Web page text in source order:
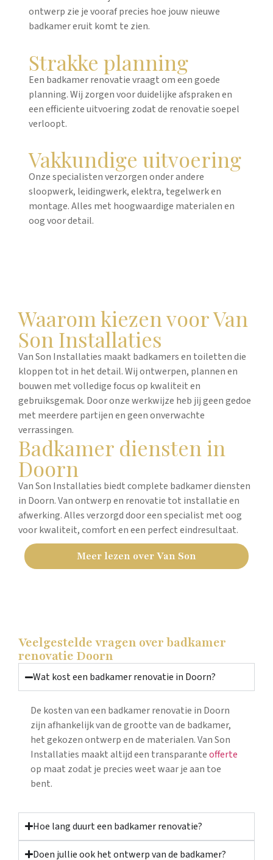
ontwerp zie je vooraf precies hoe jouw nieuwe
badkamer eruit komt te zien.
Strakke planning
Een badkamer renovatie vraagt om een goede
planning. Wij zorgen voor duidelijke afspraken en
een efficiente uitvoering zodat de renovatie soepel
verloopt.
Vakkundige uitvoering
Onze specialisten verzorgen onder andere
sloopwerk, leidingwerk, elektra, tegelwerk en
montage. Alles met hoogwaardige materialen en
oog voor detail.
Waarom kiezen voor Van
Son Installaties
Van Son Installaties maakt badkamers en toiletten die
kloppen tot in het detail. Wij ontwerpen, plannen en
bouwen met volledige focus op kwaliteit en
gebruiksgemak. Door onze werkwijze heb jij geen gedoe
met meerdere partijen en geen onverwachte
verrassingen.
Badkamer diensten in
Doorn
Van Son Installaties biedt complete badkamer diensten
in Doorn. Van ontwerp en renovatie tot installatie en
afwerking. Alles verzorgd door een specialist met oog
voor kwaliteit, comfort en een perfect eindresultaat.
Meer lezen over Van Son
Veelgestelde vragen over badkamer
renovatie Doorn
Wat kost een badkamer renovatie in Doorn?
De kosten van een badkamer renovatie in Doorn
zijn afhankelijk van de grootte van de badkamer,
het gekozen ontwerp en de materialen. Van Son
Installaties maakt altijd een transparanteofferte
op maat zodat je precies weet waar je aan toe
bent.
Hoe lang duurt een badkamer renovatie?
Doen jullie ook het ontwerp van de badkamer?